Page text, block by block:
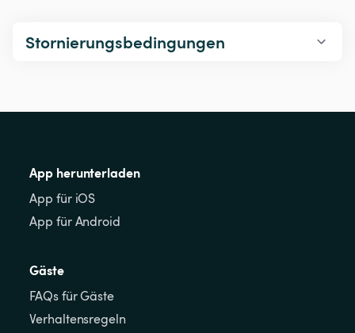
Stornierungsbedingungen
App herunterladen
App für iOS
App für Android
Gäste
FAQs für Gäste
Verhaltensregeln